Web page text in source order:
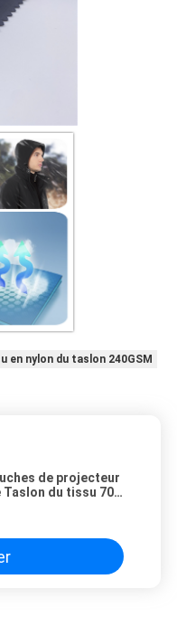
en nylon du taslon 240GSM
de projecteur
du tissu 70D